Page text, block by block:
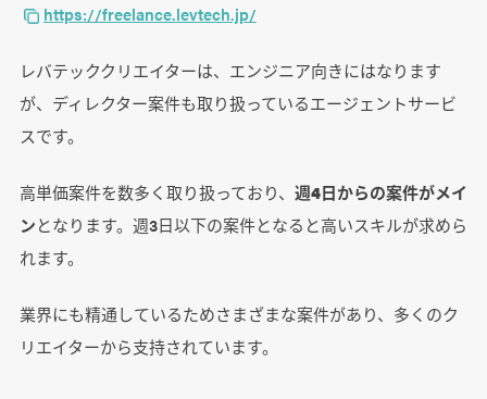
https://freelance.levtech.jp/
レバテッククリエイターは、エンジニア向きにはなります
が、ディレクター案件も取り扱っているエージェントサービ
スです。
高単価案件を数多く取り扱っており、 週4日からの案件がメイ
ンとなります。週3日以下の案件となると高いスキルが求めら
れます。
業界にも精通しているためさまざまな案件があり、多くのク
リエイターから支持されています。